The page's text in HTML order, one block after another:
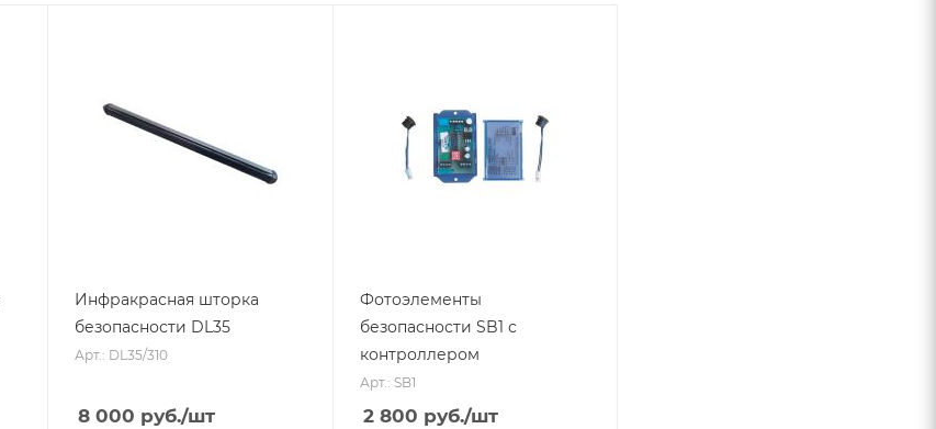
Инфракрасная шторка
безопасности DL35
Арт.: DL35/310
8 000 руб./шт
Фотоэлементы
безопасности SB1 с
контроллером
Арт.: SB1
2 800 руб./шт